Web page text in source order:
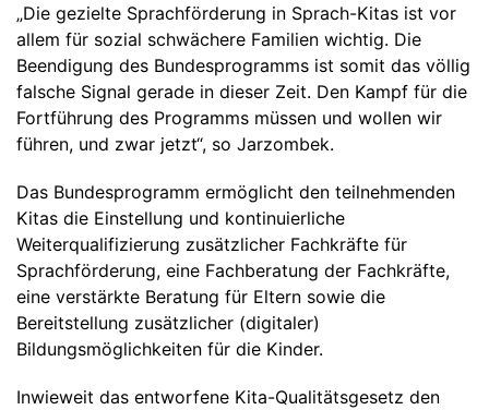
„Die gezielte Sprachförderung in Sprach-Kitas ist vor
allem für sozial schwächere Familien wichtig. Die
Beendigung des Bundesprogramms ist somit das völlig
falsche Signal gerade in dieser Zeit. Den Kampf für die
Fortführung des Programms müssen und wollen wir
führen, und zwar jetzt“, so Jarzombek.
Das Bundesprogramm ermöglicht den teilnehmenden
Kitas die Einstellung und kontinuierliche
Weiterqualifizierung zusätzlicher Fachkräfte für
Sprachförderung, eine Fachberatung der Fachkräfte,
eine verstärkte Beratung für Eltern sowie die
Bereitstellung zusätzlicher (digitaler)
Bildungsmöglichkeiten für die Kinder.
Inwieweit das entworfene Kita-Qualitätsgesetz den